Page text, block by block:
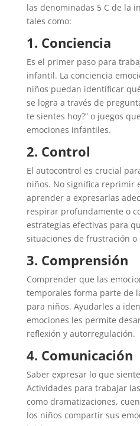
las denominadas 5 C de la
tales como:
1. Conciencia
Es el primer paso para
infantil. La conciencia
niños puedan identificar
se logra a través de
te sientes hoy?” o juegos
emociones infantiles.
2. Control
El autocontrol es crucial
niños. No significa reprimir
aprender a expresarlas
respirar profundamente o
estrategias efectivas para
situaciones de frustración o
3. Comprensión
Comprender que las
temporales forma parte de
para niños. Ayudarles a
emociones les permite
reflexión y autorregulación.
4. Comunicación
Saber expresar lo que
Actividades para trabajar
como dramatizaciones,
los niños compartir sus